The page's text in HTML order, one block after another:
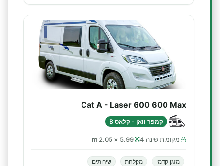
Cat A - Laser 600 600 Max
קמפר וואן - קלאס B
מקומות שינה 4 5.99 × 2.05 m
מזגן קדמי מקלחת
שירותים